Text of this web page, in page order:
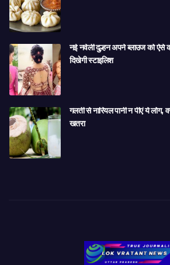
नई नवेली दुल्हन अपने ब्लाउज को ऐसे
दिखेगी स्टाइलिश
गलती से नारियल पानी न पीएं ये लोग,
खतरा